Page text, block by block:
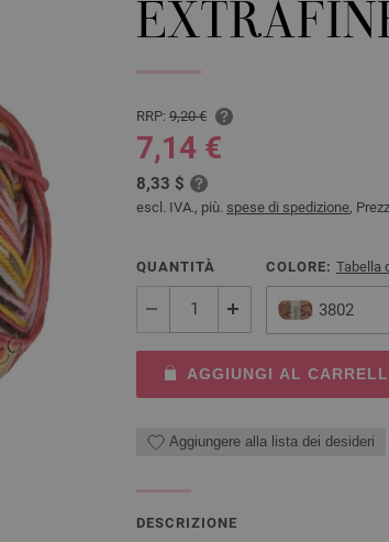
RRP: 9,20 €
7,14 €
8,33 $
escl. IVA., più. spese di spedizione,
QUANTITÀ COLORE: Tabella
3802
AGGIUNGI AL
Aggiungere alla lista dei desideri
DESCRIZIONE